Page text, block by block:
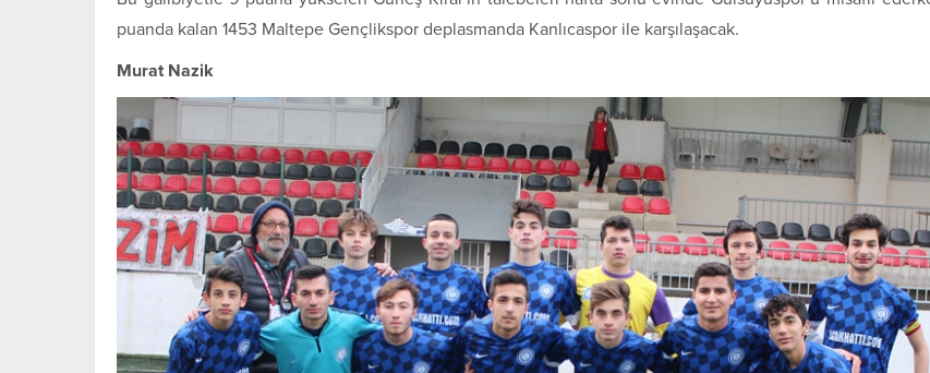
puanda kalan 1453 Maltepe Gençlikspor deplasmanda Kanlıcaspor ile karşılaşacak.
Murat Nazik